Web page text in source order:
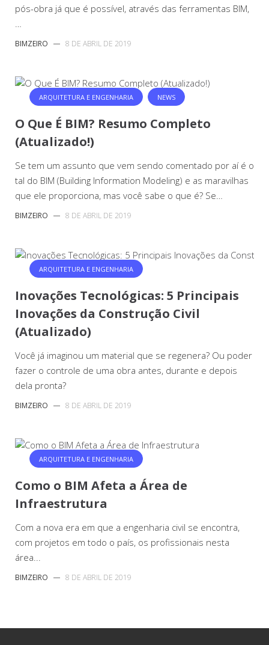
pós-obra já que é possível, através das ferramentas BIM,
…
BIMZEIRO — 8 DE ABRIL DE 2019
ARQUITETURA E ENGENHARIA NEWS
O Que É BIM? Resumo Completo
(Atualizado!)
Se tem um assunto que vem sendo comentado por aí é o
tal do BIM (Building Information Modeling) e as maravilhas
que ele proporciona, mas você sabe o que é? Se…
BIMZEIRO — 8 DE ABRIL DE 2019
ARQUITETURA E ENGENHARIA
Inovações Tecnológicas: 5 Principais
Inovações da Construção Civil
(Atualizado)
Você já imaginou um material que se regenera? Ou poder
fazer o controle de uma obra antes, durante e depois
dela pronta?
BIMZEIRO — 8 DE ABRIL DE 2019
ARQUITETURA E ENGENHARIA
Como o BIM Afeta a Área de
Infraestrutura
Com a nova era em que a engenharia civil se encontra,
com projetos em todo o país, os profissionais nesta
área...
BIMZEIRO — 8 DE ABRIL DE 2019